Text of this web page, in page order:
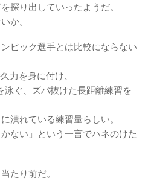
探り出していったようだ。
か。
ピック選手とは比較にならない
力を身に付け、
ぐ、ズバ抜けた長距離練習を
潰れている練習量らしい。
ない」という一言でハネのけた
たり前だ。